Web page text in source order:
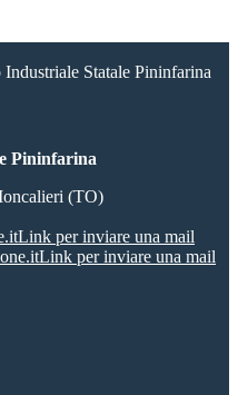
Statale Pininfarina
Pininfarina
(TO)
Link per inviare una mail
Link per inviare una mail